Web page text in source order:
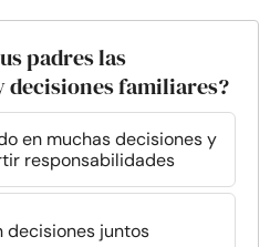
padres las
decisiones familiares?
en muchas decisiones y
responsabilidades
decisiones juntos